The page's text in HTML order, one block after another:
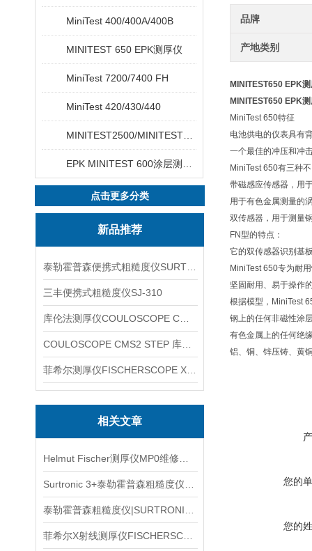
MiniTest 400/400A/400B
MINITEST 650 EPK测厚仪
MiniTest 7200/7400 FH
MiniTest 420/430/440
点击更多分类
新品推荐
三丰便携式粗糙度仪SJ-310
相关文章
品牌
产地类别
MINITEST650 EPK
MINITEST650 EPK
MiniTest 650特征
电池供电的仪表具有
一个最佳的冲压和冲
MiniTest 650有三种
带磁感应传感器，用
用于有色金属测量的
双传感器，用于测量
FN型的特点：
它的双传感器识别基
MiniTest 650专为耐
坚固耐用、易于操作
根据模型，MiniTest
钢上的任何非磁性涂
有色金属上的任何绝
铝、铜、锌压铸、黄
您的
您的